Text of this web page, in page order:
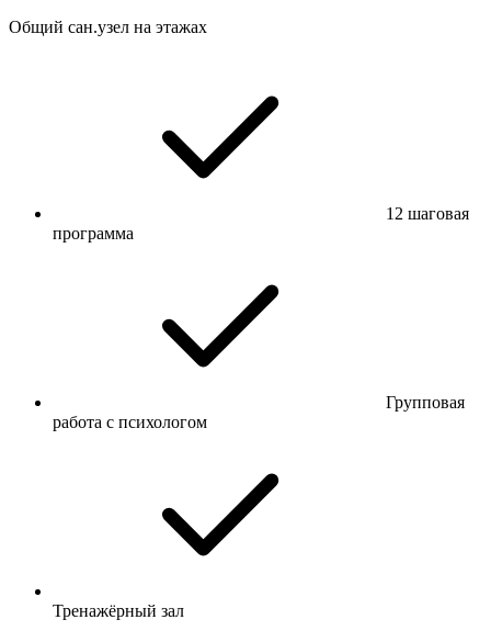
Общий сан.узел на этажах
12 шаговая
программа
Групповая
работа с психологом
Тренажёрный зал